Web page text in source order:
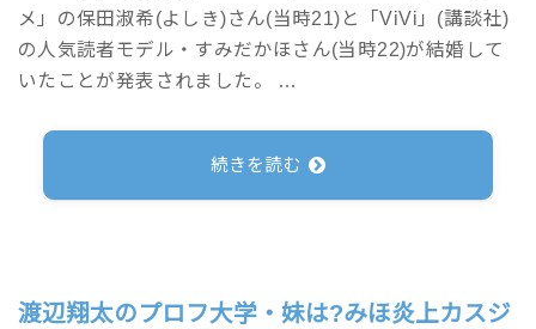
メ」の保田淑希(よしき)さん(当時21)と「ViVi」(講談社)
の人気読者モデル・すみだかほさん(当時22)が結婚して
いたことが発表されました。 …
続きを読む
渡辺翔太のプロフ大学・妹は?みほ炎上カスジ